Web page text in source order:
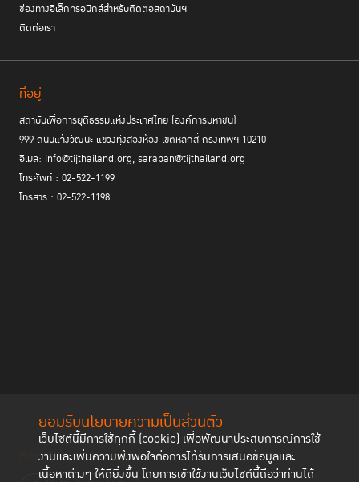
ยอมรับนโยบายความเป็นส่วนตัว
เว็บไซต์นี้มีการใช้คุกกี้ (cookie) เพื่อพัฒนาประสบการณ์การใช้
งานและเพิ่มความพึงพอใจต่อการได้รับการเสนอข้อมูลและ
เนื้อหาต่างๆ ให้ดียิ่งขึ้น โดยการเข้าใช้งานเว็บไซต์นี้ถือว่าท่านได้
ช่องทางอิเล็กทรอนิกส์สำหรับติดต่อสถาบันฯ
ติดต่อเรา
ที่อยู่
สถาบันเพื่อการยุติธรรมแห่งประเทศไทย (องค์การมหาชน)
999 ถนนแจ้งวัฒนะ แขวงทุ่งสองห้อง เขตหลักสี่ กรุงเทพฯ 10210
อีเมล: info@tijthailand.org, saraban@tijthailand.org
โทรศัพท์ : 02-522-1199
โทรสาร : 02-522-1198
ติดตามช่องทาง social